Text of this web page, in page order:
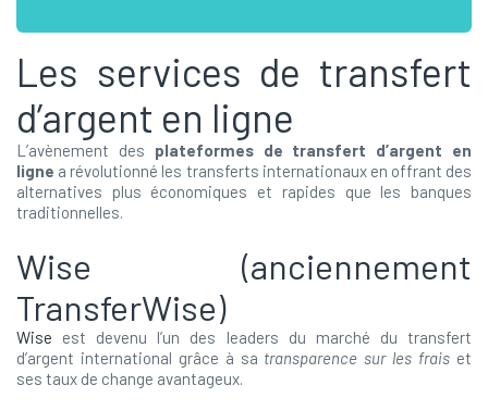
Les services de transfert
d’argent en ligne
L’avènement des plateformes de transfert d’argent en
ligne a révolutionné les transferts internationaux en offrant des
alternatives plus économiques et rapides que les banques
traditionnelles.
Wise (anciennement
TransferWise)
Wise est devenu l’un des leaders du marché du transfert
d’argent international grâce à sa transparence sur les frais et
ses taux de change avantageux.